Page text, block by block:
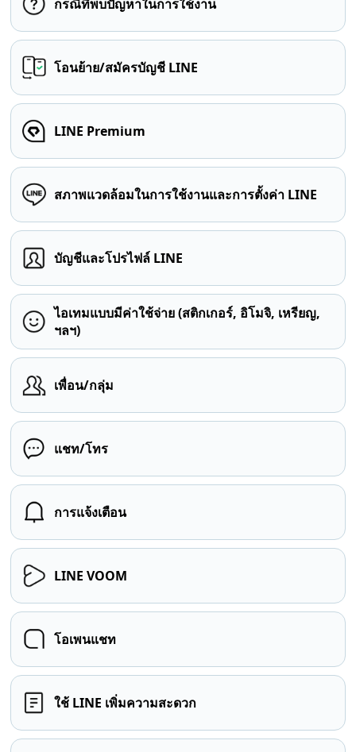
กรณีที่พบปัญหาในการใช้งาน
โอนย้าย/สมัครบัญชี LINE
LINE Premium
สภาพแวดล้อมในการใช้งานและการตั้งค่า LINE
บัญชีและโปรไฟล์ LINE
ไอเทมแบบมีค่าใช้จ่าย (สติกเกอร์, อิโมจิ, เหรียญ,
ฯลฯ)
เพื่อน/กลุ่ม
แชท/โทร
การแจ้งเตือน
LINE VOOM
โอเพนแชท
ใช้ LINE เพิ่มความสะดวก